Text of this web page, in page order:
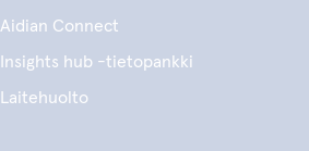
Aidian Connect
Insights hub -tietopankki
Laitehuolto